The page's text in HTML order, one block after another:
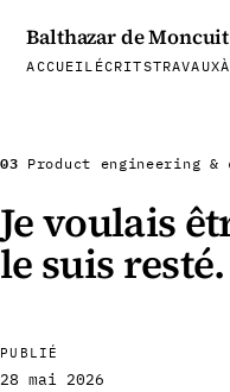
Balthazar de Moncuit
ACCUEIL ÉCRITSTRAVAUX
03 Product engineering
Je voulais
le suis resté.
PUBLIÉ
28 mai 2026